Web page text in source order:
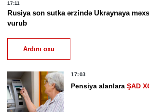
17:11
Rusiya son sutka ərzində Ukraynaya
vurub
Ardını oxu
17:03
Pensiya alanlaraŞAD